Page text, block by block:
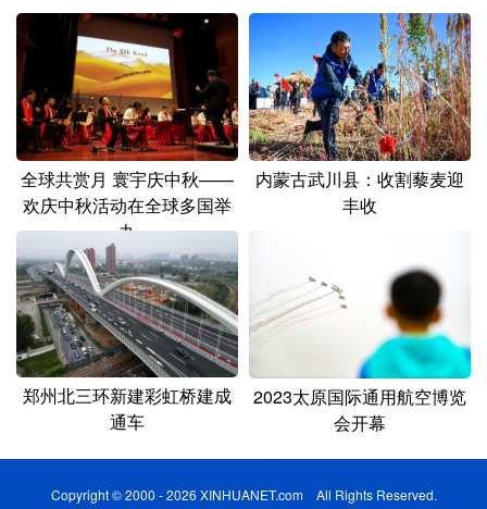
全球共赏月 寰宇庆中秋——
欢庆中秋活动在全球多国举
办
内蒙古武川县：收割藜麦迎
丰收
郑州北三环新建彩虹桥建成
通车
2023太原国际通用航空博览
会开幕
Copyright © 2000 - 2026 XINHUANET.com All Rights Reserved.